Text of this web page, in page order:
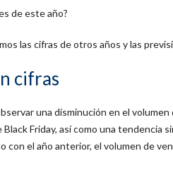
de este año?
las cifras de otros años y las
cifras
una disminución en el
Friday, así como una tendencia
con el año anterior, el volumen de